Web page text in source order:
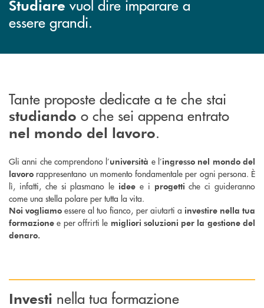
Studiare vuol dire imparare a
essere grandi.
Tante proposte dedicate a te che stai
studiando o che sei appena entrato
nel mondo del lavoro.
Gli anni che comprendono l’università e l’ingresso nel mondo del
lavoro rappresentano un momento fondamentale per ogni persona. È
lì, infatti, che si plasmano le idee e i progetti che ci guideranno
come una stella polare per tutta la vita.
Noi vogliamo essere al tuo fianco, per aiutarti a investire nella tua
formazionee per offrirti le migliori soluzioni per la gestione del
denaro.
Investi nella tua formazione